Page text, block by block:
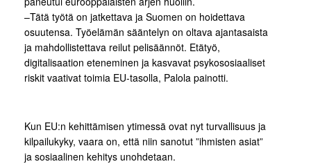
–Tätä työtä on jatkettava ja Suomen on hoidettava
osuutensa. Työelämän sääntelyn on oltava ajantasaista
ja mahdollistettava reilut pelisäännöt. Etätyö,
digitalisaation eteneminen ja kasvavat psykososiaaliset
riskit vaativat toimia EU-tasolla, Palola painotti.
Kun EU:n kehittämisen ytimessä ovat nyt turvallisuus ja
kilpailukyky, vaara on, että niin sanotut ”ihmisten asiat”
ja sosiaalinen kehitys unohdetaan.